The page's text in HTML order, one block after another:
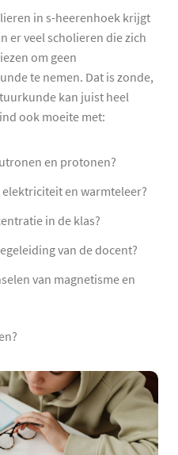
in s-heerenhoek krijgt
er veel scholieren die zich
om geen
te nemen. Dat is zonde,
kan juist heel
ook moeite met:
en protonen?
elektriciteit en warmteleer?
in de klas?
van de docent?
van magnetisme en